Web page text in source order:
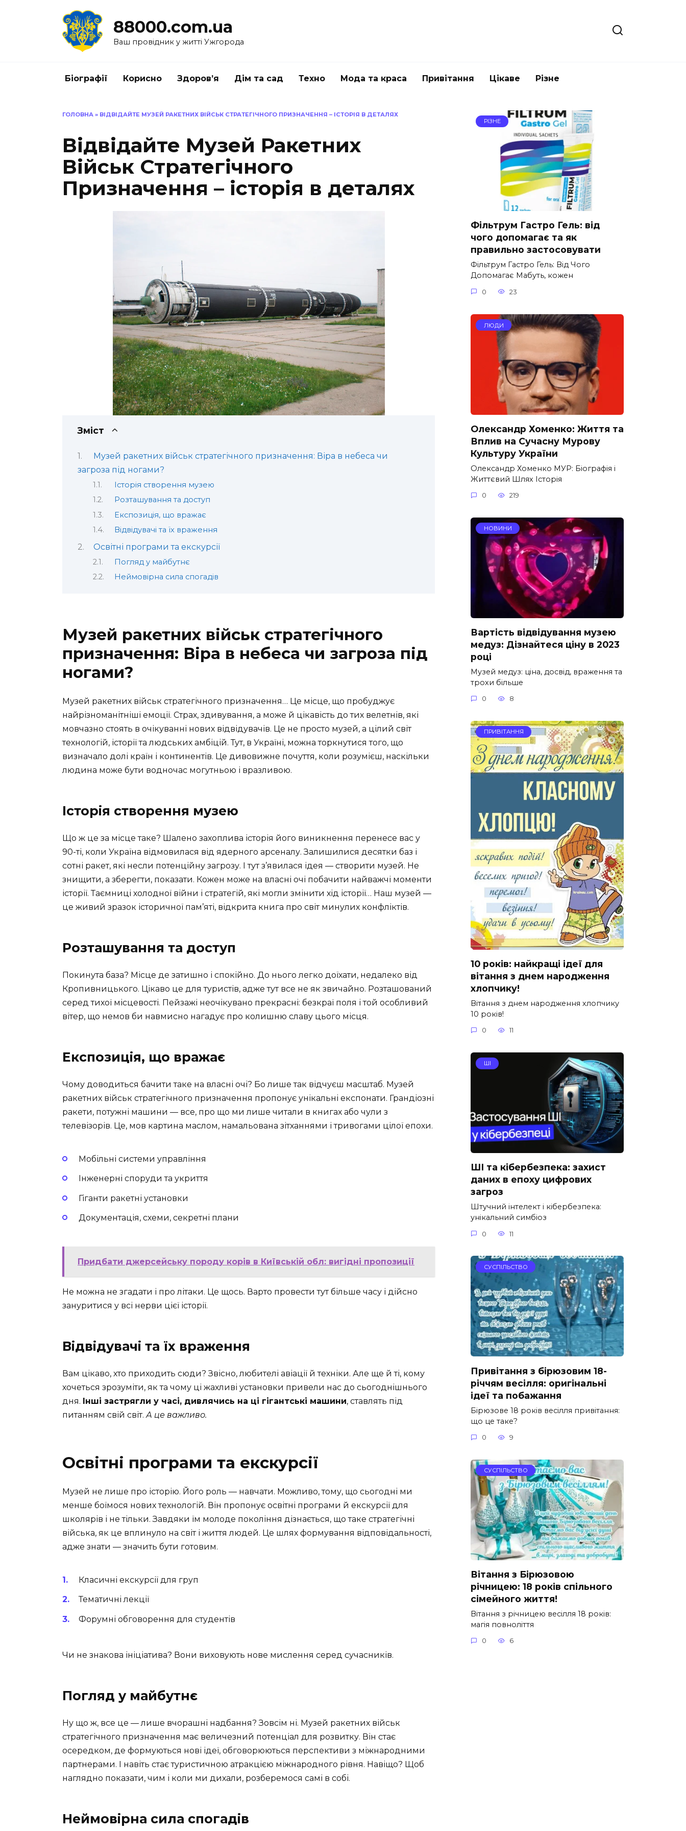
88000.com.ua
Ваш провідник у житті Ужгорода
Біографії Корисно Здоров’я Дім та сад Техно Мода та краса Привітання Цікаве Різне
ГОЛОВНА » ВІДВІДАЙТЕ МУЗЕЙ РАКЕТНИХ ВІЙСЬК СТРАТЕГІЧНОГО ПРИЗНАЧЕННЯ – ІСТОРІЯ В ДЕТАЛЯХ
Відвідайте Музей Ракетних
Військ Стратегічного
Призначення – історія в деталях
Зміст
Музей ракетних військ стратегічного призначення: Віра в небеса чи
загроза під ногами?
Історія створення музею
Розташування та доступ
Експозиція, що вражає
Відвідувачі та їх враження
Освітні програми та екскурсії
Погляд у майбутнє
Неймовірна сила спогадів
Музей ракетних військ стратегічного
призначення: Віра в небеса чи загроза під
ногами?
Музей ракетних військ стратегічного призначення… Це місце, що пробуджує
найрізноманітніші емоції. Страх, здивування, а може й цікавість до тих велетнів, які
мовчазно стоять в очікуванні нових відвідувачів. Це не просто музей, а цілий світ
технологій, історії та людських амбіцій. Тут, в Україні, можна торкнутися того, що
визначало долі країн і континентів. Це дивовижне почуття, коли розумієш, наскільки
людина може бути водночас могутньою і вразливою.
Історія створення музею
Що ж це за місце таке? Шалено захоплива історія його виникнення перенесе вас у
90-ті, коли Україна відмовилася від ядерного арсеналу. Залишилися десятки баз і
сотні ракет, які несли потенційну загрозу. І тут з’явилася ідея — створити музей. Не
знищити, а зберегти, показати. Кожен може на власні очі побачити найважчі моменти
історії. Таємниці холодної війни і стратегій, які могли змінити хід історії… Наш музей —
це живий зразок історичної пам’яті, відкрита книга про світ минулих конфліктів.
Розташування та доступ
Покинута база? Місце де затишно і спокійно. До нього легко доїхати, недалеко від
Кропивницького. Цікаво це для туристів, адже тут все не як звичайно. Розташований
серед тихої місцевості. Пейзажі неочікувано прекрасні: безкраї поля і той особливий
вітер, що немов би навмисно нагадує про колишню славу цього місця.
Експозиція, що вражає
Чому доводиться бачити таке на власні очі? Бо лише так відчуєш масштаб. Музей
ракетних військ стратегічного призначення пропонує унікальні експонати. Грандіозні
ракети, потужні машини — все, про що ми лише читали в книгах або чули з
телевізорів. Це, мов картина маслом, намальована зітханнями і тривогами цілої епохи.
Мобільні системи управління
Інженерні споруди та укриття
Гіганти ракетні установки
Документація, схеми, секретні плани
Придбати джерсейську породу корів в Київській обл: вигідні пропозиції
Не можна не згадати і про літаки. Це щось. Варто провести тут більше часу і дійсно
зануритися у всі нерви цієї історії.
Відвідувачі та їх враження
Вам цікаво, хто приходить сюди? Звісно, любителі авіації й техніки. Але ще й ті, кому
хочеться зрозуміти, як та чому ці жахливі установки привели нас до сьогоднішнього
дня. Інші застрягли у часі, дивлячись на ці гігантські машини, ставлять під
питанням свій світ.А це важливо.
Освітні програми та екскурсії
Музей не лише про історію. Його роль — навчати. Можливо, тому, що сьогодні ми
менше боїмося нових технологій. Він пропонує освітні програми й екскурсії для
школярів і не тільки. Завдяки їм молоде покоління дізнається, що таке стратегічні
війська, як це вплинуло на світ і життя людей. Це шлях формування відповідальності,
адже знати — значить бути готовим.
Класичні екскурсії для груп
Тематичні лекції
Форумні обговорення для студентів
Чи не знакова ініціатива? Вони виховують нове мислення серед сучасників.
Погляд у майбутнє
Ну що ж, все це — лише вчорашні надбання? Зовсім ні. Музей ракетних військ
стратегічного призначення має величезний потенціал для розвитку. Він стає
осередком, де формуються нові ідеї, обговорюються перспективи з міжнародними
партнерами. І навіть стає туристичною атракцією міжнародного рівня. Навіщо? Щоб
наглядно показати, чим і коли ми дихали, розберемося самі в собі.
Неймовірна сила спогадів
РІЗНЕ
Фільтрум Гастро Гель: від
чого допомагає та як
правильно застосовувати
Фільтрум Гастро Гель: Від Чого
Допомагає Мабуть, кожен
0 23
ЛЮДИ
Олександр Хоменко: Життя та
Вплив на Сучасну Мурову
Культуру України
Олександр Хоменко МУР: Біографія і
Життєвий Шлях Історія
0 219
НОВИНИ
Вартість відвідування музею
медуз: Дізнайтеся ціну в 2023
році
Музей медуз: ціна, досвід, враження та
трохи більше
0 8
ПРИВІТАННЯ
10 років: найкращі ідеї для
вітання з днем народження
хлопчику!
Вітання з днем народження хлопчику
10 років!
0 11
ШІ
ШІ та кібербезпека: захист
даних в епоху цифрових
загроз
Штучний інтелект і кібербезпека:
унікальний симбіоз
0 11
СУСПІЛЬСТВО
Привітання з бірюзовим 18-
річчям весілля: оригінальні
ідеї та побажання
Бірюзове 18 років весілля привітання:
що це таке?
0 9
СУСПІЛЬСТВО
Вітання з Бірюзовою
річницею: 18 років спільного
сімейного життя!
Вітання з річницею весілля 18 років:
магія повноліття
0 6